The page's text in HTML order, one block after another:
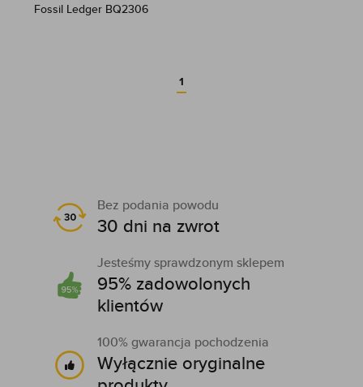
Fossil Ledger BQ2306
1
Bez podania powodu
30 dni na zwrot
Jesteśmy sprawdzonym sklepem
95% zadowolonych
klientów
100% gwarancja pochodzenia
Wyłącznie oryginalne